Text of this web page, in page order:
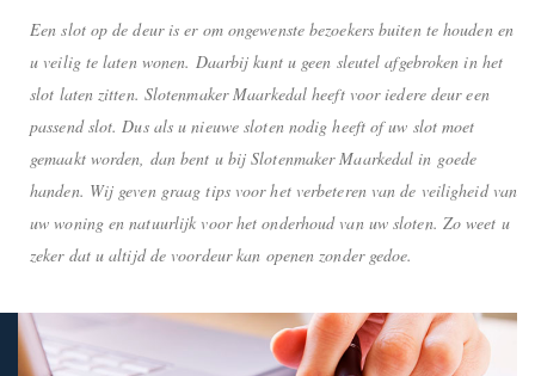
Een slot op de deur is er om ongewenste bezoekers buiten te houden en
u veilig te laten wonen. Daarbij kunt u geen sleutel afgebroken in het
slot laten zitten. Slotenmaker Maarkedal heeft voor iedere deur een
passend slot. Dus als u nieuwe sloten nodig heeft of uw slot moet
gemaakt worden, dan bent u bij Slotenmaker Maarkedal in goede
handen. Wij geven graag tips voor het verbeteren van de veiligheid van
uw woning en natuurlijk voor het onderhoud van uw sloten. Zo weet u
zeker dat u altijd de voordeur kan openen zonder gedoe.